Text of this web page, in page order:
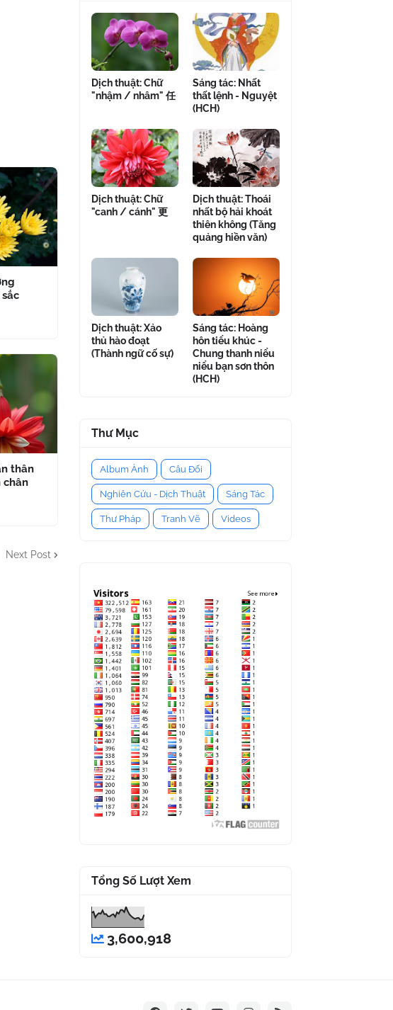
thân
chân
Next Post
Dịch thuật: Chữ
"nhậm / nhâm" 任
Sáng tác: Nhất
thất lệnh - Nguyệt
(HCH)
Dịch thuật: Chữ
"canh / cánh" 更
Dịch thuật: Thoái
nhất bộ hải khoát
thiên không (Tăng
quảng hiền văn)
Dịch thuật: Xảo
thủ hào đoạt
(Thành ngữ cố sự)
Sáng tác: Hoàng
hôn tiểu khúc -
Chung thanh niểu
niểu bạn sơn thôn
(HCH)
Thư Mục
Album Ảnh Câu Đối
Nghiên Cứu - Dịch Thuật Sáng Tác
Thư Pháp Tranh Vẽ Videos
Tổng Số Lượt Xem
3,600,918